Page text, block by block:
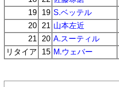
19
19 S.ベッテル
20
21 山本左近
21
20 A.スーティル
リタイア
15 M.ウェバー